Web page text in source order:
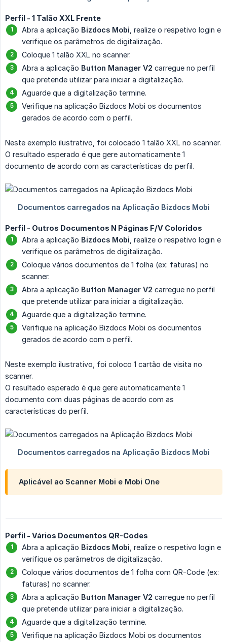
Perfil - 1 Talão XXL Frente
Abra a aplicação Bizdocs Mobi , realize o respetivo login e
verifique os parâmetros de digitalização.
Coloque 1 talão XXL no scanner.
Abra a aplicação Button Manager V2 carregue no perfil
que pretende utilizar para iniciar a digitalização.
Aguarde que a digitalização termine.
Verifique na aplicação Bizdocs Mobi os documentos
gerados de acordo com o perfil.
Neste exemplo ilustrativo, foi colocado 1 talão XXL no scanner.
O resultado esperado é que gere automaticamente 1
documento de acordo com as características do perfil.
Perfil - Outros Documentos N Páginas F/V Coloridos
Abra a aplicação Bizdocs Mobi , realize o respetivo login e
verifique os parâmetros de digitalização.
Coloque vários documentos de 1 folha (ex: faturas) no
scanner.
Abra a aplicação Button Manager V2 carregue no perfil
que pretende utilizar para iniciar a digitalização.
Aguarde que a digitalização termine.
Verifique na aplicação Bizdocs Mobi os documentos
gerados de acordo com o perfil.
Neste exemplo ilustrativo, foi coloco 1 cartão de visita no
scanner.
O resultado esperado é que gere automaticamente 1
documento com duas páginas de acordo com as
características do perfil.
Aplicável ao Scanner Mobi e Mobi One
Perfil - Vários Documentos QR-Codes
Abra a aplicação Bizdocs Mobi , realize o respetivo login e
verifique os parâmetros de digitalização.
Coloque vários documentos de 1 folha com QR-Code (ex:
faturas) no scanner.
Abra a aplicação Button Manager V2 carregue no perfil
que pretende utilizar para iniciar a digitalização.
Aguarde que a digitalização termine.
Verifique na aplicação Bizdocs Mobi os documentos